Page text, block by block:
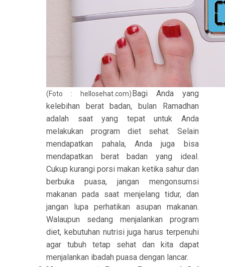
(Foto : hellosehat.com)Bagi Anda yang
kelebihan berat badan, bulan Ramadhan
adalah saat yang tepat untuk Anda
melakukan program diet sehat. Selain
mendapatkan pahala, Anda juga bisa
mendapatkan berat badan yang ideal.
Cukup kurangi porsi makan ketika sahur dan
berbuka puasa, jangan mengonsumsi
makanan pada saat menjelang tidur, dan
jangan lupa perhatikan asupan makanan.
Walaupun sedang menjalankan program
diet, kebutuhan nutrisi juga harus terpenuhi
agar tubuh tetap sehat dan kita dapat
menjalankan ibadah puasa dengan lancar.